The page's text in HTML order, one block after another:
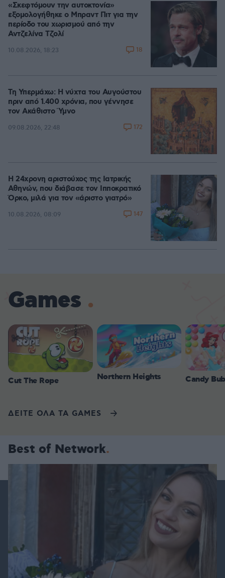
«Σκεφτόμουν την αυτοκτονία»
εξομολογήθηκε ο Μπραντ Πιτ για την
περίοδο του χωρισμού από την
Αντζελίνα Τζολί
10.08.2026, 18:23 18
Τη Υπερμάχω: Η νύχτα του Αυγούστου
πριν από 1.400 χρόνια, που γέννησε
τον Ακάθιστο Ύμνο
09.08.2026, 22:48 172
Η 24χρονη αριστούχος της Ιατρικής
Αθηνών, που διάβασε τον Ιπποκρατικό
Όρκο, μιλά για τον «άριστο γιατρό»
10.08.2026, 08:09 147
Games
Cut The Rope Northern Heights Candy
ΔΕΙΤΕ ΟΛΑ ΤΑ GAMES
Best of Network